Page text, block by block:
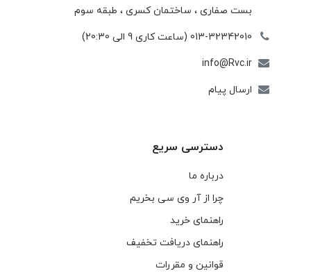
بست صفاری ، ساختمان كسری ، طبقه سوم
013-32342010 (ساعت کاری 9 الی 20:30)
info@Rvc.ir
ارسال پیام
دسترسی سریع
درباره ما
چرا از آر وی سی بخریم
راهنمای خرید
راهنمای دریافت تخفیف
قوانین و مقررات